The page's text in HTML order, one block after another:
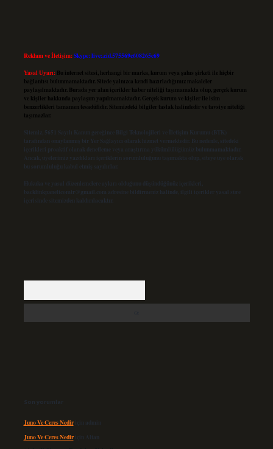
Reklam ve İletişim:Skype: live:.cid.575569c608265c69
Yasal Uyarı: Bu internet sitesi, herhangi bir marka, kurum veya şahıs şirketi ile hiçbir
bağlantısı bulunmamaktadır. Sitede yalnızca kendi hazırladığımız makaleler
paylaşılmaktadır. Burada yer alan içerikler haber niteliği taşımamakta olup, gerçek kurum
ve kişiler hakkında paylaşım yapılmamaktadır. Gerçek kurum ve kişiler ile isim
benzerlikleri tamamen tesadüfidir. Sitemizdeki bilgiler taslak halindedir ve tavsiye niteliği
taşımazlar.
Sitemiz, 5651 Sayılı Kanun gereğince Bilgi Teknolojileri ve İletişim Kurumu (BTK)
tarafından onaylanmış bir Yer Sağlayıcı olarak hizmet vermektedir. Bu nedenle, sitedeki
içerikleri proaktif olarak denetleme veya araştırma yükümlülüğümüz bulunmamaktadır.
Ancak, üyelerimiz yazdıkları içeriklerin sorumluluğunu taşımakta olup, siteye üye olarak
bu sorumluluğu kabul etmiş sayılırlar.
Hukuka ve yasal düzenlemelere aykırı olduğunu düşündüğünüz içerikleri,
backlinkpanelicomtr@gmail.com adresine bildirmeniz halinde, ilgili içerikler yasal süre
içerisinde sitemizden kaldırılacaktır.
Son yorumlar
Juno Ve Ceres Nediriçin admin
Juno Ve Ceres Nediriçin Altan